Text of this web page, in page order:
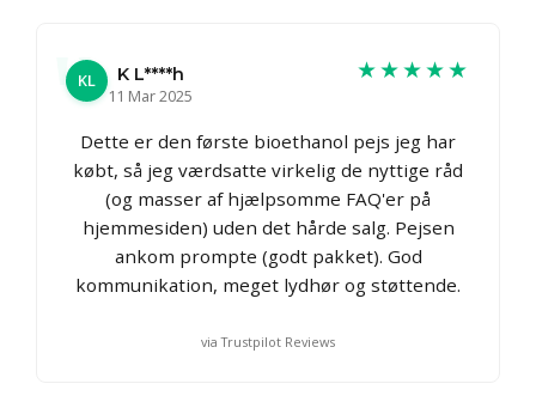
KL
K L****h
11 Mar 2025
★★★★★
Dette er den første bioethanol pejs jeg har
købt, så jeg værdsatte virkelig de nyttige råd
(og masser af hjælpsomme FAQ'er på
hjemmesiden) uden det hårde salg. Pejsen
ankom prompte (godt pakket). God
kommunikation, meget lydhør og støttende.
via Trustpilot Reviews